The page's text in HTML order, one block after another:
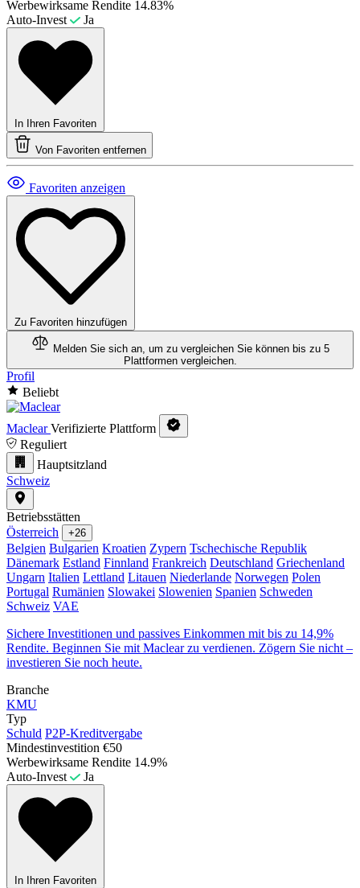
Werbewirksame Rendite 14.83%
Auto-Invest
Ja
In Ihren Favoriten
Von Favoriten entfernen
Favoriten anzeigen
Zu Favoriten hinzufügen
Melden Sie sich an, um zu vergleichen Sie können bis zu 5
Plattformen vergleichen.
Profil
Beliebt
Maclear Verifizierte Plattform
Reguliert
Hauptsitzland
Schweiz
Betriebsstätten
Österreich
+26
Belgien Bulgarien Kroatien Zypern Tschechische Republik
Dänemark Estland Finnland Frankreich Deutschland Griechenland
Ungarn Italien Lettland Litauen Niederlande Norwegen Polen
Portugal Rumänien Slowakei Slowenien Spanien Schweden
Schweiz VAE
Sichere Investitionen und passives Einkommen mit bis zu 14,9%
Rendite. Beginnen Sie mit Maclear zu verdienen. Zögern Sie nicht –
investieren Sie noch heute.
Branche
KMU
Typ
Schuld P2P-Kreditvergabe
Mindestinvestition €50
Werbewirksame Rendite 14.9%
Auto-Invest
Ja
In Ihren Favoriten